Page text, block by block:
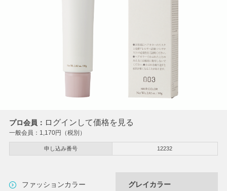
プロ会員： ログインして価格を見る
一般会員： 1,170円（税別）
申し込み番号 12232
ファッションカラー グレイカラー